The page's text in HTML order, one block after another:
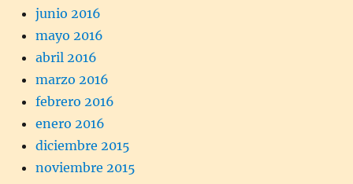
junio 2016
mayo 2016
abril 2016
marzo 2016
febrero 2016
enero 2016
diciembre 2015
noviembre 2015